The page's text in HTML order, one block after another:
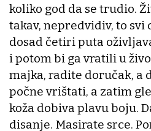
koliko god da se trudio.
takav, nepredvidiv, to svi
dosad četiri puta
i potom bi ga vratili u
majka, radite doručak, a
počne vrištati, a zatim
koža dobiva plavu boju.
disanje. Masirate srce.